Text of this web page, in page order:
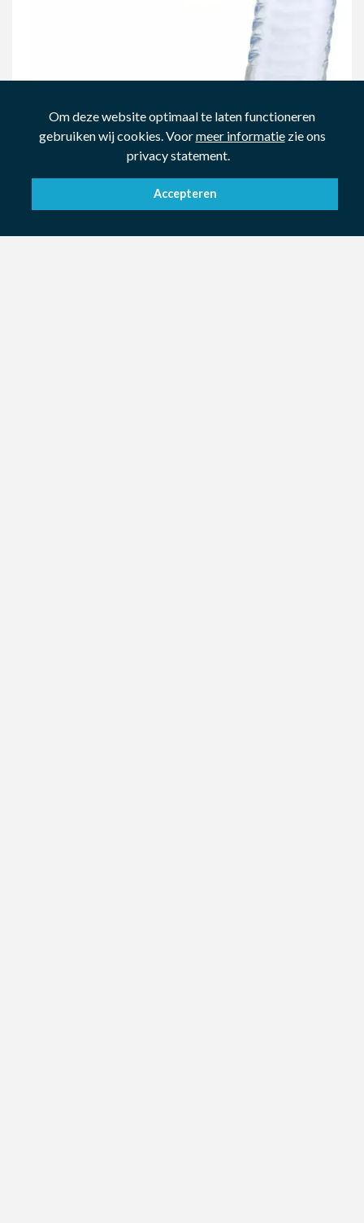
Om deze website optimaal te laten functioneren
gebruiken wij cookies. Voormeer informatiezie ons
privacy statement.
Accepteren